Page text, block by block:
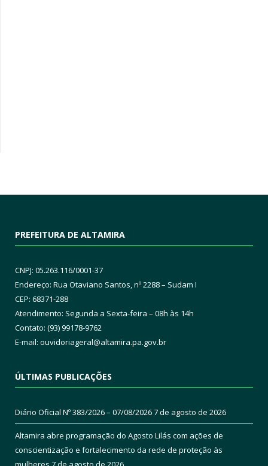
PREFEITURA DE ALTAMIRA
CNPJ: 05.263.116/0001-37
Endereço: Rua Otaviano Santos, nº 2288 – Sudam I
CEP: 68371-288
Atendimento: Segunda a Sexta-feira – 08h às 14h
Contato: (93) 99178-9762
E-mail: ouvidoriageral@altamira.pa.gov.br
ÚLTIMAS PUBLICAÇÕES
Diário Oficial Nº 383/2026 – 07/08/20267 de agosto de 2026
Altamira abre programação do Agosto Lilás com ações de
conscientização e fortalecimento da rede de proteção às